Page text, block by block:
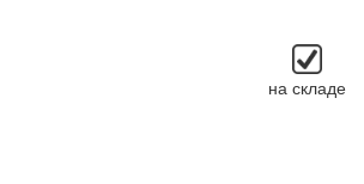
на складе